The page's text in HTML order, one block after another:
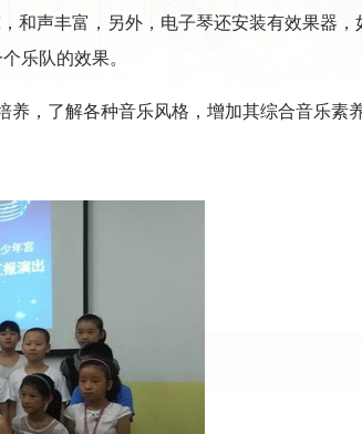
和声丰富，另外，电子琴还安装有效果器，
乐队的效果。
，了解各种音乐风格，增加其综合音乐素养